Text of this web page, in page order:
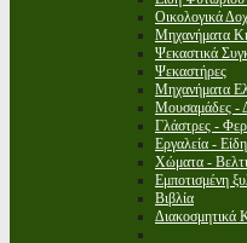
Οικολογικά
Μηχανήματα
Ψεκαστικά
Ψεκαστήρες
Μηχανήματα
Μουσαμάδες -
Γλάστρες -
Εργαλεία -
Χώματα -
Εμποτισμένη
Βιβλία
Διακοσμητικά